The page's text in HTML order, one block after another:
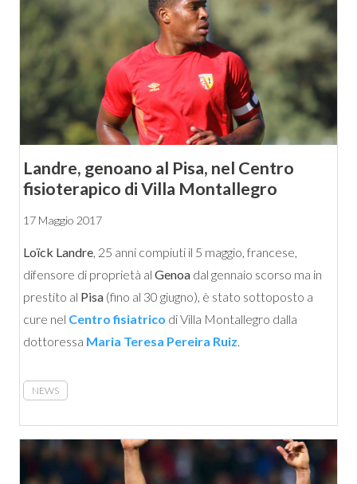
Landre, genoano al Pisa, nel Centro
fisioterapico di Villa Montallegro
17 Maggio 2017
Loïck Landre , 25 anni compiuti il 5 maggio, francese,
difensore di proprietà al Genoa dal gennaio scorso ma in
prestito al Pisa (fino al 30 giugno), è stato sottoposto a
cure nel Centro fisiatrico di Villa Montallegro dalla
dottoressa Maria Teresa Pereira Ruiz
NEWS